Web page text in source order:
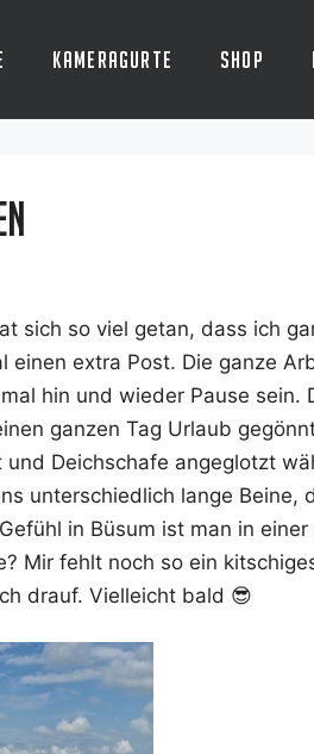
Kameragurte Shop
sich so viel getan, dass ich
extra Post. Die gan­ze
hin und wie­der Pau­se sein.
gan­zen Tag Urlaub
Deich­scha­fe ange­glotzt
unter­schied­lich lan­ge Bei­ne,
in Büsum ist man in
Mir fehlt noch so ein
drauf. Viel­leicht bald 😎